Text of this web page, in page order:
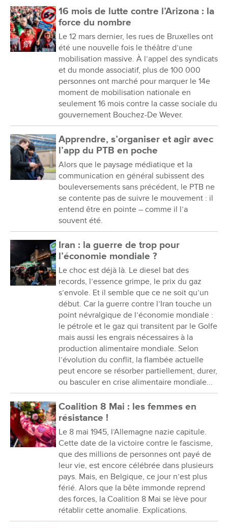
16 mois de lutte contre l’Arizona : la
force du nombre
Le 12 mars dernier, les rues de Bruxelles ont
été une nouvelle fois le théâtre d’une
mobilisation massive. À l’appel des syndicats
et du monde associatif, plus de 100 000
personnes ont marché pour marquer le 14e
moment de mobilisation nationale en
seulement 16 mois contre la casse sociale du
gouvernement Bouchez-De Wever.
Apprendre, s’organiser et agir avec
l’app du PTB en poche
Alors que le paysage médiatique et la
communication en général subissent des
bouleversements sans précédent, le PTB ne
se contente pas de suivre le mouvement : il
entend être en pointe – comme il l’a
souvent été.
Iran : la guerre de trop pour
l’économie mondiale ?
Le choc est déjà là. Le diesel bat des
records, l’essence grimpe, le prix du gaz
s’envole. Et il semble que ce ne soit qu’un
début. Car la guerre contre l’Iran touche un
point névralgique de l’économie mondiale :
le pétrole et le gaz qui transitent par le Golfe
mais aussi les engrais nécessaires à la
production alimentaire mondiale. Selon
l’évolution du conflit, la flambée actuelle
peut encore se résorber partiellement, durer,
ou basculer en crise alimentaire mondiale...
Coalition 8 Mai : les femmes en
résistance !
Le 8 mai 1945, l’Allemagne nazie capitule.
Cette date de la victoire contre le fascisme,
que des millions de personnes ont payé de
leur vie, est encore célébrée dans plusieurs
pays. Mais, en Belgique, ce jour n’est plus
férié. Alors que la bête immonde reprend
des forces, la Coalition 8 Mai se lève pour
rétablir cette anomalie. Explications.